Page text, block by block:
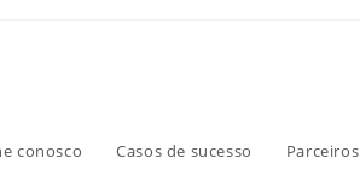
conosco Casos de sucesso Parceiros